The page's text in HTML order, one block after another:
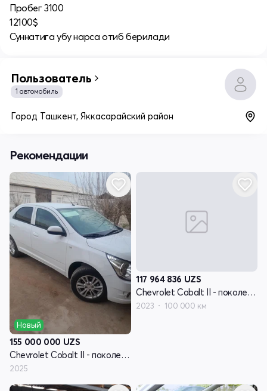
Пробег 3100
12100$
Суннатига убу нарса отиб берилади
Пользователь
1 автомобиль
Город Ташкент, Яккасарайский район
Рекомендации
Новый
155 000 000 UZS
Chevrolet Cobalt II - поколение рестайлинг
2025
117 964 836 UZS
Chevrolet Cobalt II - поколение рестайлинг
2023 100 000 км